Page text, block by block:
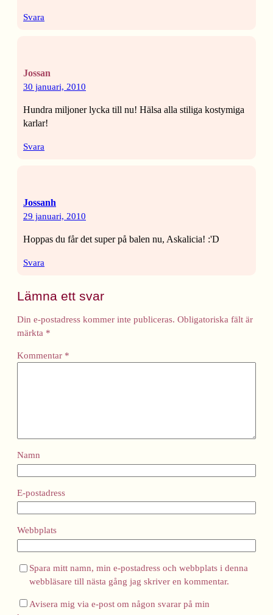
Svara
Jossan
30 januari, 2010
Hundra miljoner lycka till nu! Hälsa alla stiliga kostymiga
karlar!
Svara
Jossanh
29 januari, 2010
Hoppas du får det super på balen nu, Askalicia! :'D
Svara
Lämna ett svar
Din e-postadress kommer inte publiceras. Obligatoriska fält är
märkta *
Kommentar *
Namn
E-postadress
Webbplats
Spara mitt namn, min e-postadress och webbplats i denna
webbläsare till nästa gång jag skriver en kommentar.
Avisera mig via e-post om någon svarar på min